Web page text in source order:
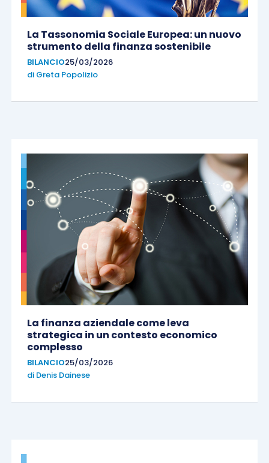
La Tassonomia Sociale Europea: un nuovo
strumento della finanza sostenibile
BILANCIO25/03/2026
di Greta Popolizio
La finanza aziendale come leva
strategica in un contesto economico
complesso
BILANCIO25/03/2026
di Denis Dainese